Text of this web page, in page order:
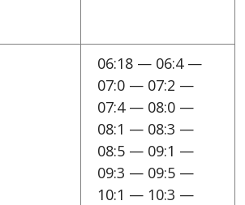
06:18 — 06:4 —
07:0 — 07:2 —
07:4 — 08:0 —
08:1 — 08:3 —
08:5 — 09:1 —
09:3 — 09:5 —
10:1 — 10:3 —